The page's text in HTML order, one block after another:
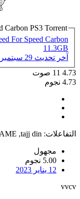
Carbon PS3 Torrent
For Speed Carbon
11.3GB
آخر تحديث 29 سبتمبر 2020
4.73
11 صوت
4.73 نجوم
التفاعلات: tajj din
,
مجهول
5.00 نجوم
12 يناير 2023
vvcv